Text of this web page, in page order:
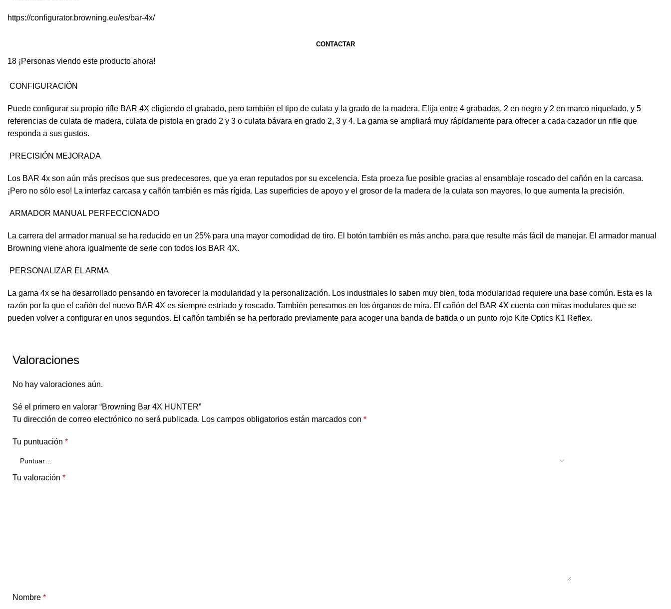
https://configurator.browning.eu/es/bar-4x/
CONTACTAR
18 ¡Personas viendo este producto ahora!
CONFIGURACIÓN
Puede configurar su propio rifle BAR 4X eligiendo el grabado, pero también el tipo de culata y la grado de la madera. Elija entre 4 grabados, 2 en negro y 2 en marco niquelado, y 5
referencias de culata de madera, culata de pistola en grado 2 y 3 o culata bávara en grado 2, 3 y 4. La gama se ampliará muy rápidamente para ofrecer a cada cazador un rifle que
responda a sus gustos.
PRECISIÓN MEJORADA
Los BAR 4x son aún más precisos que sus predecesores, que ya eran reputados por su excelencia. Esta proeza fue posible gracias al ensamblaje roscado del cañón en la carcasa.
¡Pero no sólo eso! La interfaz carcasa y cañón también es más rígida. Las superficies de apoyo y el grosor de la madera de la culata son mayores, lo que aumenta la precisión.
ARMADOR MANUAL PERFECCIONADO
La carrera del armador manual se ha reducido en un 25% para una mayor comodidad de tiro. El botón también es más ancho, para que resulte más fácil de manejar. El armador manual
Browning viene ahora igualmente de serie con todos los BAR 4X.
PERSONALIZAR EL ARMA
La gama 4x se ha desarrollado pensando en favorecer la modularidad y la personalización. Los industriales lo saben muy bien, toda modularidad requiere una base común. Esta es la
razón por la que el cañón del nuevo BAR 4X es siempre estriado y roscado. También pensamos en los órganos de mira. El cañón del BAR 4X cuenta con miras modulares que se
pueden volver a configurar en unos segundos. El cañón también se ha perforado previamente para acoger una banda de batida o un punto rojo Kite Optics K1 Reflex.
Valoraciones
No hay valoraciones aún.
Sé el primero en valorar “Browning Bar 4X HUNTER”
Tu dirección de correo electrónico no será publicada. Los campos obligatorios están marcados con *
Tu puntuación *
Tu valoración *
Nombre *